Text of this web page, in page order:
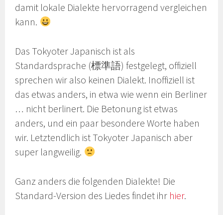
damit lokale Dialekte hervorragend vergleichen
kann.
Das Tokyoter Japanisch ist als
Standardsprache (標準語) festgelegt, offiziell
sprechen wir also keinen Dialekt. Inoffiziell ist
das etwas anders, in etwa wie wenn ein Berliner
… nicht berlinert. Die Betonung ist etwas
anders, und ein paar besondere Worte haben
wir. Letztendlich ist Tokyoter Japanisch aber
super langweilig.
Ganz anders die folgenden Dialekte! Die
Standard-Version des Liedes findet ihr hier.